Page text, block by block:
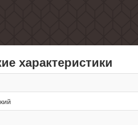
характеристики